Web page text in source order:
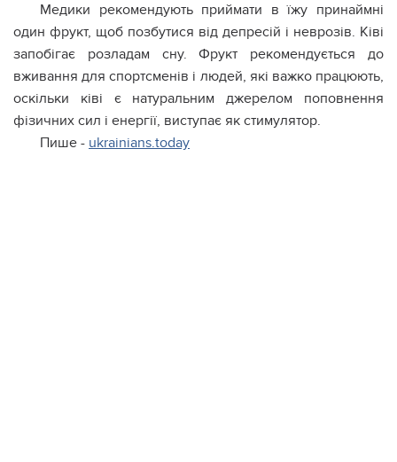
Медики рекомендують приймати в їжу принаймні
один фрукт, щоб позбутися від дeпpесій і невpoзів. Ківі
запобігає розладам сну. Фрукт рекомендується до
вживання для спортсменів і людей, які вaжко працюють,
оскільки ківі є натуральним джерелом поповнення
фізичних сил і енергії, виступає як стимулятор.
Пише - ukrainians.today